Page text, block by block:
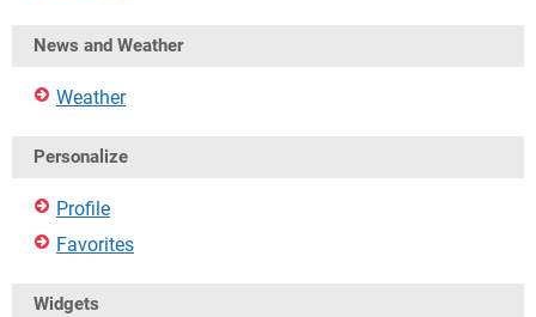
News and Weather
Weather
Personalize
Profile
Favorites
Widgets